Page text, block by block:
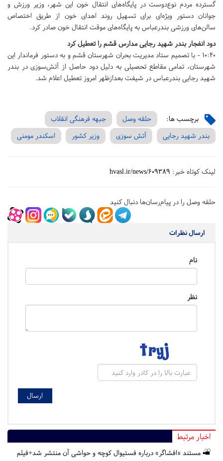
گسترده مردم نوع‌دوست در پایگاه‌های انتقال خون این شهر، وزیر ورزش و
جوانان دستور ویژه‌ای برای تسهیل روند اهدای خون از طریق اختصاص
سالن‌های ورزشی بندرعباس به پایگاه‌های موقت انتقال خون صادر کرد.
دود انفجار بندر شهید رجایی مدارس قشم را تعطیل کرد
10:40 - با تصمیم ستاد مدیریت بحران شهرستان قشم و به دستور فرماندار این
شهرستان، تمامی مقاطع تحصیلی به دلیل دود حاصل از آتش‌سوزی در بندر
شهید رجایی بندرعباس در شیفت بعدازظهر امروز تعطیل اعلام شد.
برچسب ها: حلقه وصل
جبهه فرهنگی انقلاب
بندر شهید رجایی
آتش سوزی وزیر کشور اسکندر مومنی
لینک کوتاه خبر: hvasl.ir/news/609389
حلقه وصل را در پیام‌رسان‌ها دنبال کنید
ارسال نظرات
نام
نظر
اخبار مرتبط
مستند «افشاگر» درباره فستیوال کوچه و حواشی آن منتشر شد+فیلم